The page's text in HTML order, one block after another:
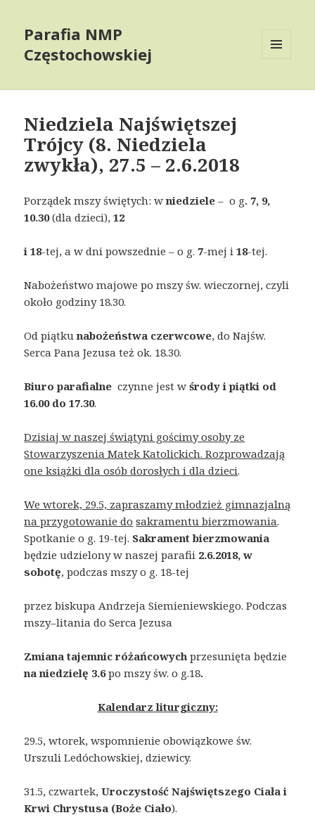
Parafia NMP
Częstochowskiej
WIDGETS
Niedziela Najświętszej
Trójcy (8. Niedziela
zwykła), 27.5 – 2.6.2018
Porządek mszy świętych: wniedziele – o g. 7, 9,
10.30(dla dzieci),12
i 18-tej, a w dni powszednie – o g. 7-mej i18-tej.
Nabożeństwo majowe po mszy św. wieczornej, czyli
około godziny 18.30.
Od piątkunabożeństwa czerwcowe, do Najśw.
Serca Pana Jezusa też ok. 18.30.
Biuro parafialne czynne jest wśrody i piątki od
16.00 do 17.30.
Dzisiaj w naszej świątyni gościmy osoby ze
Stowarzyszenia Matek Katolickich. Rozprowadzają
one książki dla osób dorosłych i dla dzieci.
We wtorek, 29.5, zapraszamy młodzież gimnazjalną
na przygotowanie do sakramentu bierzmowania.
Spotkanie o g. 19-tej. Sakrament bierzmowania
będzie udzielony w naszej parafii 2.6.2018, w
sobotę, podczas mszy o g. 18-tej
przez biskupa Andrzeja Siemieniewskiego. Podczas
mszy–litania do Serca Jezusa
Zmiana tajemnic różańcowych przesunięta będzie
na niedzielę 3.6po mszy św. o g.18.
Kalendarz liturgiczny:
29.5, wtorek, wspomnienie obowiązkowe św.
Urszuli Ledóchowskiej, dziewicy.
31.5, czwartek,Uroczystość Najświętszego Ciała i
Krwi Chrystusa (Boże Ciało).